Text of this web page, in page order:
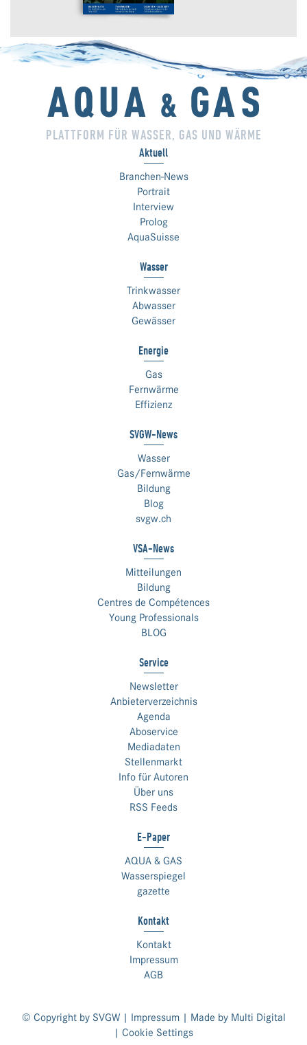
PLATTFORM FÜR WASSER, GAS UND WÄRME
Aktuell
Branchen-News
Portrait
Interview
Prolog
AquaSuisse
Wasser
Trinkwasser
Abwasser
Gewässer
Energie
Gas
Fernwärme
Effizienz
SVGW-News
Wasser
Gas/Fernwärme
Bildung
Blog
svgw.ch
VSA-News
Mitteilungen
Bildung
Centres de Compétences
Young Professionals
BLOG
Service
Newsletter
Anbieterverzeichnis
Agenda
Aboservice
Mediadaten
Stellenmarkt
Info für Autoren
Über uns
RSS Feeds
E-Paper
AQUA & GAS
Wasserspiegel
gazette
Kontakt
Kontakt
Impressum
AGB
© Copyright by SVGW | Impressum| Made by Multi Digital
| Cookie Settings